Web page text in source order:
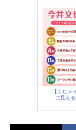
【くじメ
に見え